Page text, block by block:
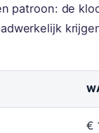
patroon: de
€